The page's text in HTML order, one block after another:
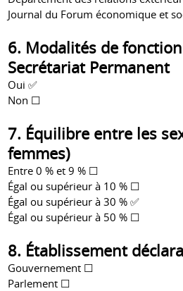
Journal du Forum économique et
6. Modalités de
Secrétariat Permanent
Oui ✅
Non ☐
7. Équilibre entre les
femmes)
Entre 0 % et 9 % ☐
Égal ou supérieur à 10 % ☐
Égal ou supérieur à 30 % ✅
Égal ou supérieur à 50 % ☐
8. Établissement
Gouvernement ☐
Parlement ☐